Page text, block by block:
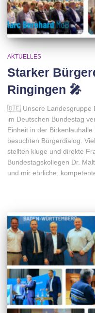
AKTUELLES
Starker
Ringingen 🎤
🇩🇪 Unsere Landesgruppe
im Deutschen Bundestag
Einheit in der
besuchten Bürgerdialog.
stellten kluge und direkte
Bundestagskollegen Dr.
und mir ehrliche,